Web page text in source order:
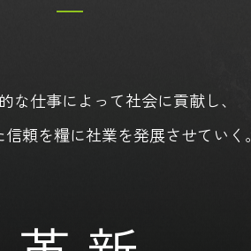
な仕事によって社会に貢献し、
頼を糧に社業を発展させていく。